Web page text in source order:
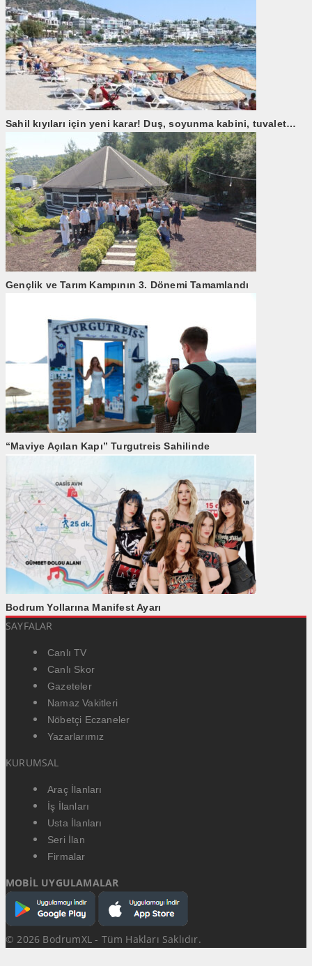
Sahil kıyıları için yeni karar! Duş, soyunma kabini, tuvalet…
Gençlik ve Tarım Kampının 3. Dönemi Tamamlandı
“Maviye Açılan Kapı” Turgutreis Sahilinde
Bodrum Yollarına Manifest Ayarı
SAYFALAR
Canlı TV
Canlı Skor
Gazeteler
Namaz Vakitleri
Nöbetçi Eczaneler
Yazarlarımız
KURUMSAL
Araç İlanları
İş İlanları
Usta İlanları
Seri İlan
Firmalar
MOBİL UYGULAMALAR
© 2026 BodrumXL - Tüm Hakları Saklıdır.